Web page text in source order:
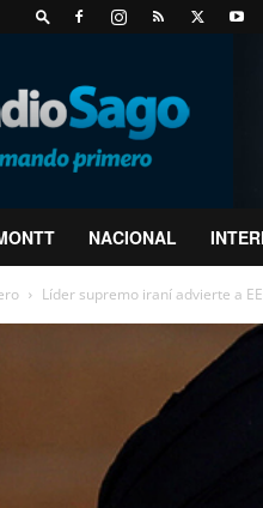
NACIONAL
Líder supremo iraní advierte a